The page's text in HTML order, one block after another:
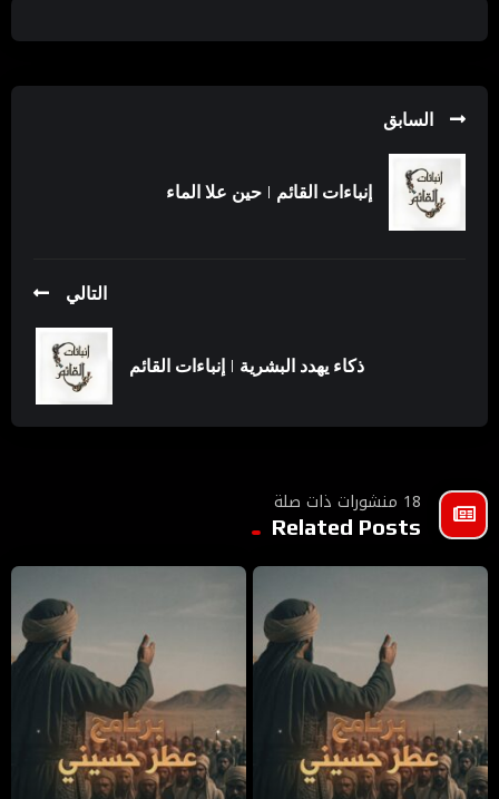
السابق
إنباءات القائم | حين علا الماء
التالي
ذكاء يهدد البشرية | إنباءات القائم
18 منشورات ذات صلة
Related Posts